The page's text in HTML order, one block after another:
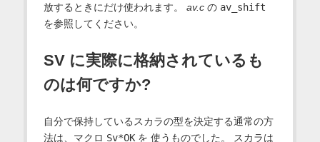
放するときにだけ使われます。 av.cの av_shift
を参照してください。
SV に実際に格納されているも
のは何ですか?
自分で保持しているスカラの型を決定する通常の方
法は、マクロ Sv*OKを 使うものでした。 スカラは